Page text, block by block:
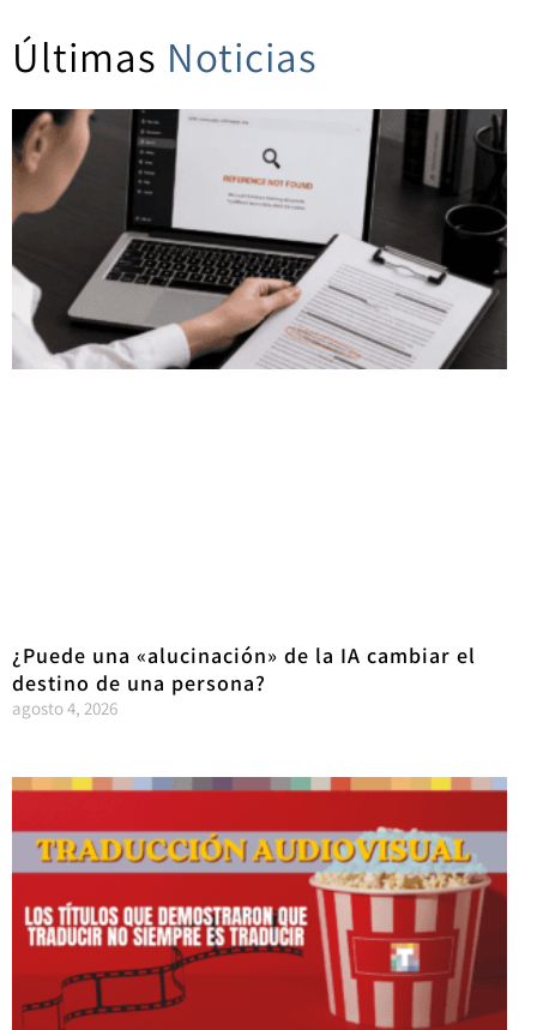
Últimas Noticias
¿Puede una «alucinación» de la IA cambiar el
destino de una persona?
agosto 4, 2026